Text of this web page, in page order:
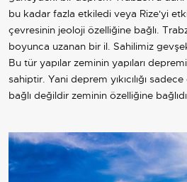
bu kadar fazla etkiledi veya Rize'yi
çevresinin jeoloji özelliğine bağlı.
boyunca uzanan bir il. Sahilimiz
Bu tür yapılar zeminin yapıları
sahiptir. Yani deprem yıkıcılığı
bağlı değildir zeminin özelliğine